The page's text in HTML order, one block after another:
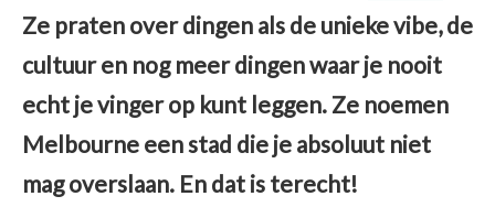
Ze praten over dingen als de unieke vibe, de
cultuur en nog meer dingen waar je nooit
echt je vinger op kunt leggen. Ze noemen
Melbourne een stad die je absoluut niet
mag overslaan. En dat is terecht!